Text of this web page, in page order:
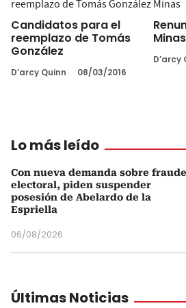
Candidatos para el
reemplazo de Tomás
González
D’arcy Quinn 08/03/2016
Minas
D’arcy
Lo más leído
Con nueva demanda sobre fraude
electoral, piden suspender
posesión de Abelardo de la
Espriella
06/08/2026
Últimas Noticias